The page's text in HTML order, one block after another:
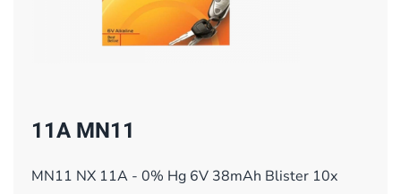
11A MN11
MN11 NX 11A - 0% Hg 6V 38mAh Blister 10x